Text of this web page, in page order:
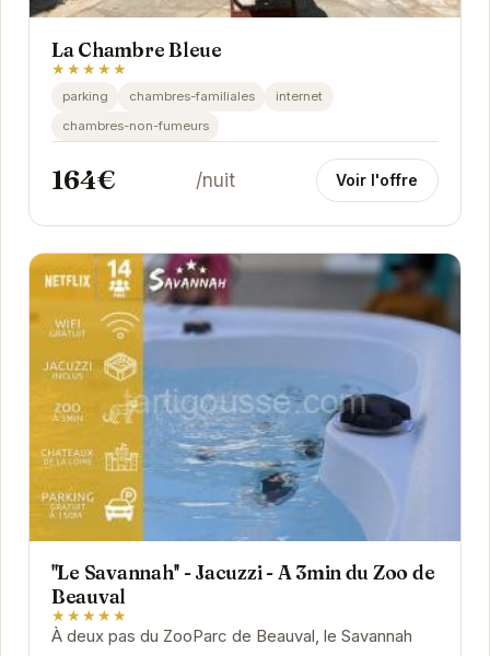
La Chambre Bleue
★★★★★
parking chambres-familiales
internet
chambres-non-fumeurs
164€ /nuit Voir l'offre
''Le Savannah'' - Jacuzzi - A 3min du Zoo de
Beauval
★★★★★
À deux pas du ZooParc de Beauval, le Savannah